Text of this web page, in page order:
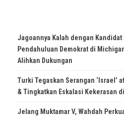
Jagoannya Kalah dengan
Pendahuluan Demokrat di
Alihkan Dukungan
Turki Tegaskan Serangan ‘Israel’
& Tingkatkan Eskalasi Kekerasan
Jelang Muktamar V, Wahdah